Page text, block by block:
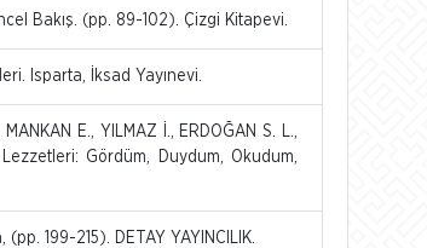
Bakış. (pp. 89-102). Çizgi Kitapevi.
Isparta, İksad Yayınevi.
E., YILMAZ İ., ERDOĞAN S. L.,
Gördüm, Duydum, Okudum,
(pp. 199-215). DETAY YAYINCILIK.